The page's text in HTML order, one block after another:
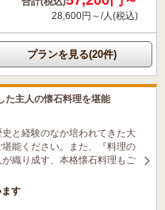
28,600円～/人(税込)
プランを見る(20件)
た主人の懐石料理を堪能
と経験のなか培われてきた大
能ください。また、『料理の
織り成す、本格懐石料理もご
す